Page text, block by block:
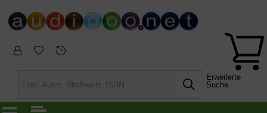
Erweiterte
Suche